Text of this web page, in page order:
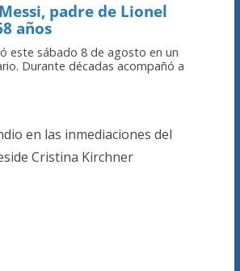
padre de Lionel
años
este sábado 8 de agosto en un
Durante décadas acompañó a